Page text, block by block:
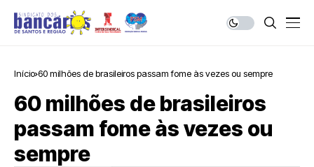
Início 60 milhões de brasileiros passam fome às vezes ou sempre
60 milhões de brasileiros
passam fome às vezes ou
sempre